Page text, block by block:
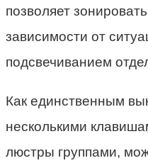
позволяет
зависимости от
подсвечиванием
Как единственным
несколькими
люстры группами,